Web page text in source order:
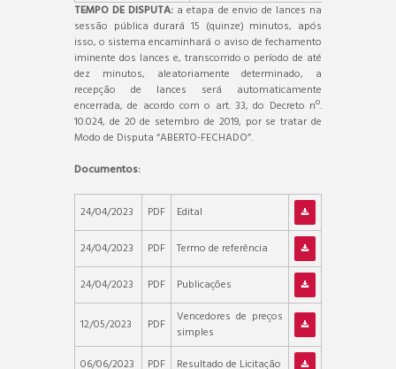
TEMPO DE DISPUTA: a etapa de envio de lances na
sessão pública durará 15 (quinze) minutos, após
isso, o sistema encaminhará o aviso de fechamento
iminente dos lances e, transcorrido o período de até
dez minutos, aleatoriamente determinado, a
recepção de lances será automaticamente
encerrada, de acordo com o art. 33, do Decreto nº.
10.024, de 20 de setembro de 2019, por se tratar de
Modo de Disputa “ABERTO-FECHADO”.
Documentos:
24/04/2023 PDF Edital
24/04/2023 PDF Termo de referência
24/04/2023 PDF Publicações
12/05/2023 PDF
Vencedores de preços
simples
06/06/2023
PDF Resultado de Licitação